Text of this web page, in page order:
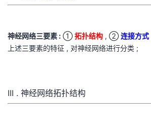
神经网络三要素 : ①拓扑结构 , ②连接方式
上述三要素的特征 , 对神经网络进行分类 ;
III . 神经网络拓扑结构